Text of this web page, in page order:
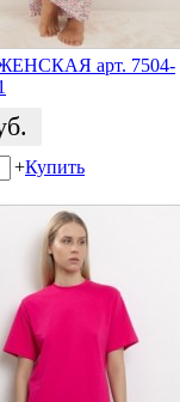
арт. 7504-
+Купить